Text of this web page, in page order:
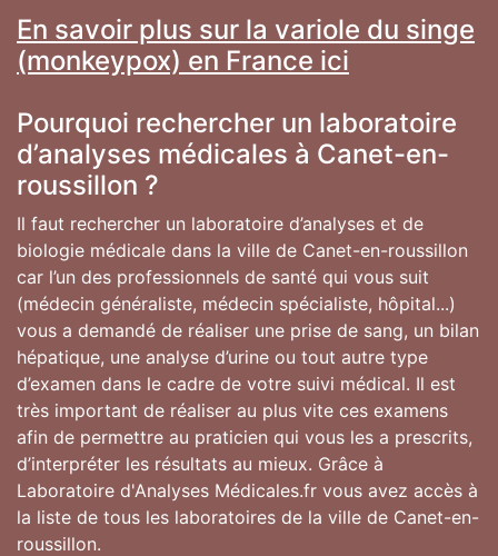
En savoir plus sur la variole du singe
(monkeypox) en France ici
Pourquoi rechercher un laboratoire
d’analyses médicales à Canet-en-
roussillon ?
Il faut rechercher un laboratoire d’analyses et de
biologie médicale dans la ville de Canet-en-roussillon
car l’un des professionnels de santé qui vous suit
(médecin généraliste, médecin spécialiste, hôpital...)
vous a demandé de réaliser une prise de sang, un bilan
hépatique, une analyse d’urine ou tout autre type
d’examen dans le cadre de votre suivi médical. Il est
très important de réaliser au plus vite ces examens
afin de permettre au praticien qui vous les a prescrits,
d’interpréter les résultats au mieux. Grâce à
Laboratoire d'Analyses Médicales.fr vous avez accès à
la liste de tous les laboratoires de la ville de Canet-en-
roussillon.